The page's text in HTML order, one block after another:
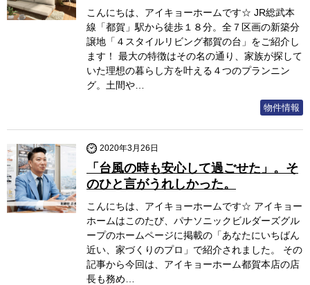
こんにちは、アイキョーホームです☆ JR総武本
線「都賀」駅から徒歩１８分。全７区画の新築分
譲地「４スタイルリビング都賀の台」をご紹介し
ます！ 最大の特徴はその名の通り、家族が探して
いた理想の暮らし方を叶える４つのプランニン
グ。土間や…
物件情報
2020年3月26日
「台風の時も安心して過ごせた」。そ
のひと言がうれしかった。
こんにちは、アイキョーホームです☆ アイキョー
ホームはこのたび、パナソニックビルダーズグル
ープのホームページに掲載の「あなたにいちばん
近い、家づくりのプロ」で紹介されました。 その
記事から今回は、アイキョーホーム都賀本店の店
長も務め…